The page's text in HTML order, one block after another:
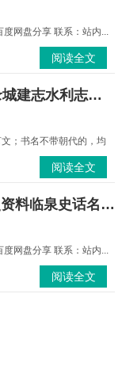
网盘分享 联系：站内...
阅读全文
萧县志：萧县文史资料教育志地名录城建志水利志人民法院志民政志政协志工商管理志等PDF电子版下载
；书名不带朝代的，均
阅读全文
(1994版民国版)临泉县志：临泉文史资料临泉史话名士临泉县社工厂资料等PDF电子版下载
网盘分享 联系：站内...
阅读全文